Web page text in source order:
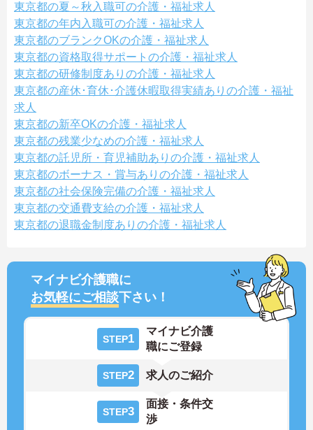
東京都の夏～秋入職可の介護・福祉求人
東京都の年内入職可の介護・福祉求人
東京都のブランクOKの介護・福祉求人
東京都の資格取得サポートの介護・福祉求人
東京都の研修制度ありの介護・福祉求人
東京都の産休･育休･介護休暇取得実績ありの介護・福祉
求人
東京都の新卒OKの介護・福祉求人
東京都の残業少なめの介護・福祉求人
東京都の託児所・育児補助ありの介護・福祉求人
東京都のボーナス・賞与ありの介護・福祉求人
東京都の社会保険完備の介護・福祉求人
東京都の交通費支給の介護・福祉求人
東京都の退職金制度ありの介護・福祉求人
マイナビ介護職に
お気軽にご相談下さい！
STEP1
マイナビ介護
職にご登録
STEP2 求人のご紹介
STEP3
面接・条件交
渉